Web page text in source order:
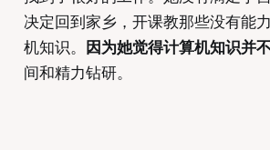
决定回到家乡，开课教那些没有能
机知识。 因为她觉得计算机知识并
间和精力钻研。